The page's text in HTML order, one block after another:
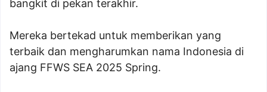
bangkit di pekan terakhir.
Mereka bertekad untuk memberikan yang
terbaik dan mengharumkan nama Indonesia di
ajang FFWS SEA 2025 Spring.